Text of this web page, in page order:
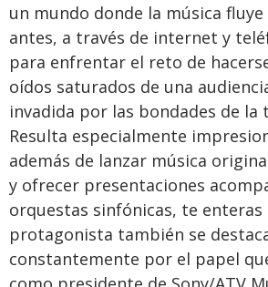
un mundo donde la música
antes, a través de internet y
para enfrentar el reto de
oídos saturados de una
invadida por las bondades de la
Resulta especialmente
además de lanzar música
y ofrecer presentaciones
orquestas sinfónicas, te
protagonista también se
constantemente por el papel